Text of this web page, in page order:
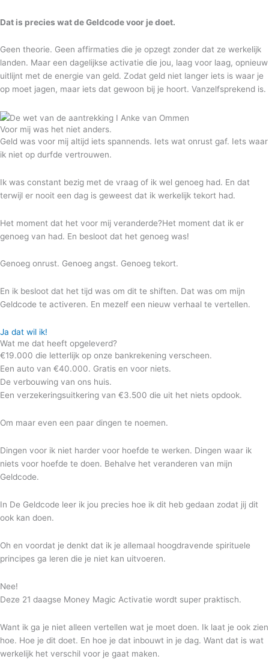
Dat is precies wat de Geldcode voor je doet.
Geen theorie. Geen affirmaties die je opzegt zonder dat ze werkelijk
landen. Maar een dagelijkse activatie die jou, laag voor laag, opnieuw
uitlijnt met de energie van geld. Zodat geld niet langer iets is waar je
op moet jagen, maar iets dat gewoon bij je hoort. Vanzelfsprekend is.
Voor mij was het niet anders.
Geld was voor mij altijd iets spannends. Iets wat onrust gaf. Iets waar
ik niet op durfde vertrouwen.
Ik was constant bezig met de vraag of ik wel genoeg had. En dat
terwijl er nooit een dag is geweest dat ik werkelijk tekort had.
Het moment dat het voor mij veranderde?Het moment dat ik er
genoeg van had. En besloot dat het genoeg was!
Genoeg onrust. Genoeg angst. Genoeg tekort.
En ik besloot dat het tijd was om dit te shiften. Dat was om mijn
Geldcode te activeren. En mezelf een nieuw verhaal te vertellen.
Ja dat wil ik!
Wat me dat heeft opgeleverd?
€19.000 die letterlijk op onze bankrekening verscheen.
Een auto van €40.000. Gratis en voor niets.
De verbouwing van ons huis.
Een verzekeringsuitkering van €3.500 die uit het niets opdook.
Om maar even een paar dingen te noemen.
Dingen voor ik niet harder voor hoefde te werken. Dingen waar ik
niets voor hoefde te doen. Behalve het veranderen van mijn
Geldcode.
In De Geldcode leer ik jou precies hoe ik dit heb gedaan zodat jij dit
ook kan doen.
Oh en voordat je denkt dat ik je allemaal hoogdravende spirituele
principes ga leren die je niet kan uitvoeren.
Nee!
Deze 21 daagse Money Magic Activatie wordt super praktisch.
Want ik ga je niet alleen vertellen wat je moet doen. Ik laat je ook zien
hoe. Hoe je dit doet. En hoe je dat inbouwt in je dag. Want dat is wat
werkelijk het verschil voor je gaat maken.